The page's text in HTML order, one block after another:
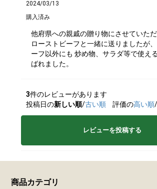
2024/03/13
購入済み
他府県への親戚の贈り物にさせていただ
ローストビーフと一緒に送りましたが
ーフ以外にも 炒め物、サラダ等で使え
ばれました。
3件のレビューがあります
投稿日の新しい順/古い順 評価の高い順
レビューを投稿する
商品カテゴリ